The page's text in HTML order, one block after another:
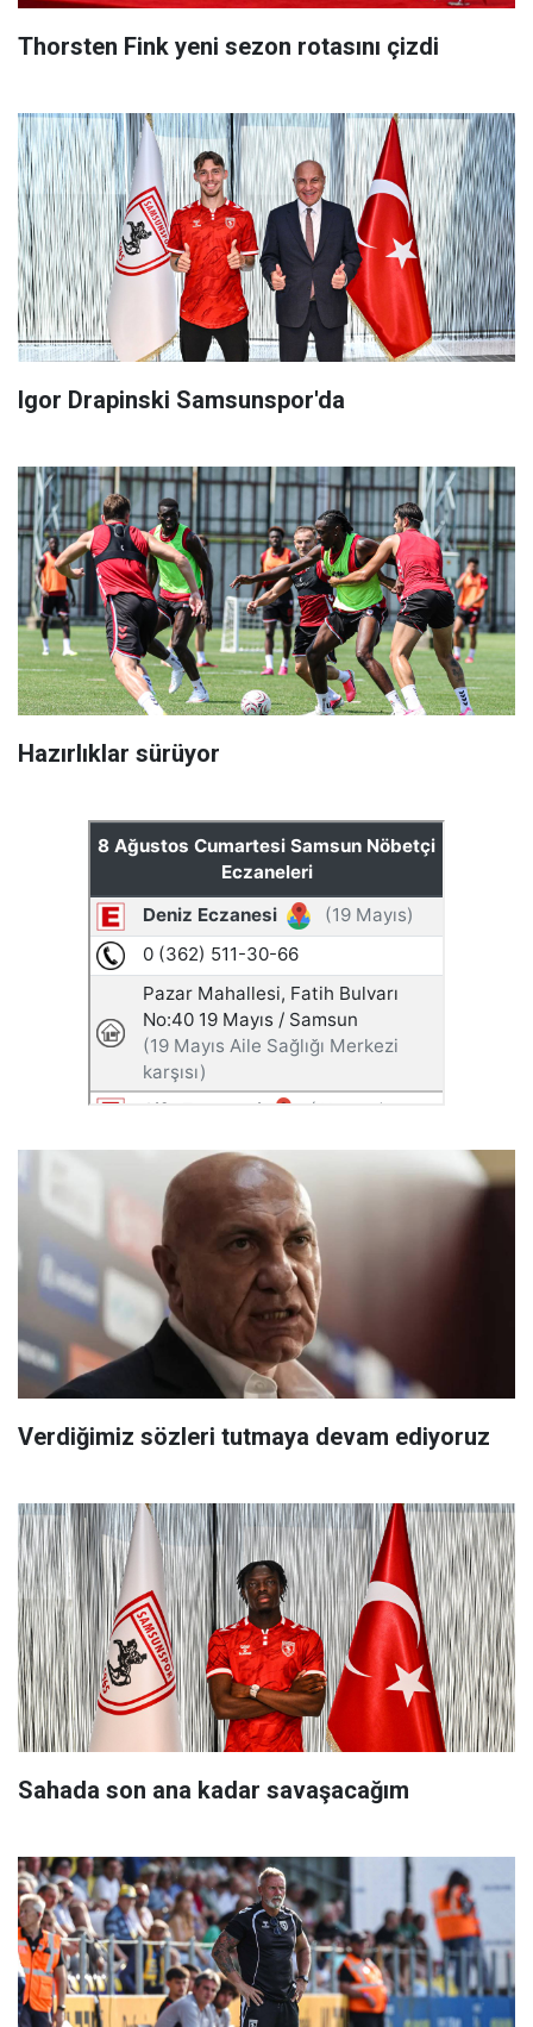
Thorsten Fink yeni sezon rotasını çizdi
Igor Drapinski Samsunspor'da
Hazırlıklar sürüyor
Verdiğimiz sözleri tutmaya devam ediyoruz
Sahada son ana kadar savaşacağım